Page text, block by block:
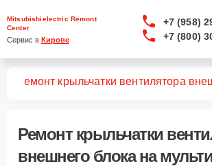
Mitsubishielectric Remont
Center
Сервис в Кирове
+7 (958)
+7 (800)
Ремонт крыльчатки вентилятора
Ремонт крыльчатки
внешнего блокана